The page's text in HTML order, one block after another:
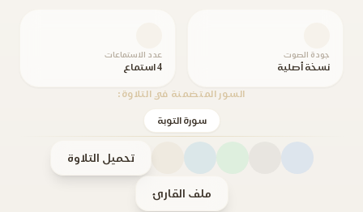
جودة الصوت
نسخة أصلية
عدد الاستماعات
4 استماع
السور المتضمنة في التلاوة:
سورة التوبة
تحميل التلاوة
ملف القارئ